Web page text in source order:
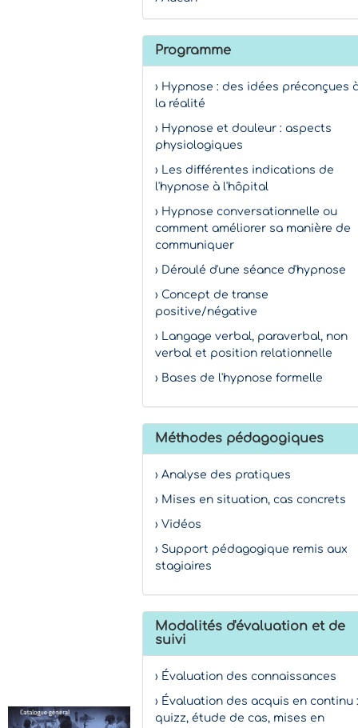
Programme
› Hypnose : des idées préconçues
la réalité
› Hypnose et douleur : aspects
physiologiques
› Les différentes indications de
l'hypnose à l'hôpital
› Hypnose conversationnelle ou
comment améliorer sa manière de
communiquer
› Déroulé d'une séance d'hypnose
› Concept de transe
positive/négative
› Langage verbal, paraverbal, non
verbal et position relationnelle
› Bases de l'hypnose formelle
Méthodes pédagogiques
› Analyse des pratiques
› Mises en situation, cas concrets
› Vidéos
› Support pédagogique remis aux
stagiaires
Modalités d'évaluation et de
suivi
› Évaluation des connaissances
› Évaluation des acquis en continu :
quizz, étude de cas, mises en